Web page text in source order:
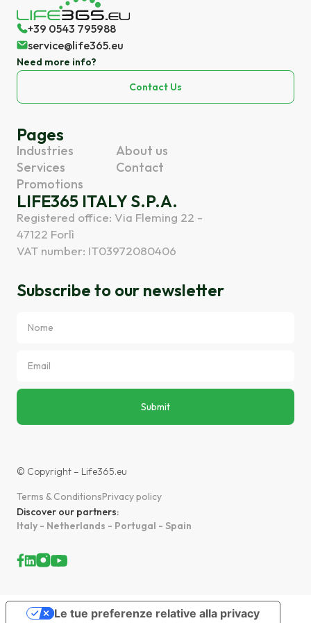
+39 0543 795988
service@life365.eu
Need more info?
Contact Us
Pages
Industries
Services
Promotions
About us
Contact
LIFE365 ITALY S.P.A.
Registered office: Via Fleming 22 -
47122 Forlì
VAT number: IT03972080406
Subscribe to our newsletter
© Copyright – Life365.eu
Terms & ConditionsPrivacy policy
Discover our partners:
Italy - Netherlands - Portugal - Spain
Le tue preferenze relative alla privacy